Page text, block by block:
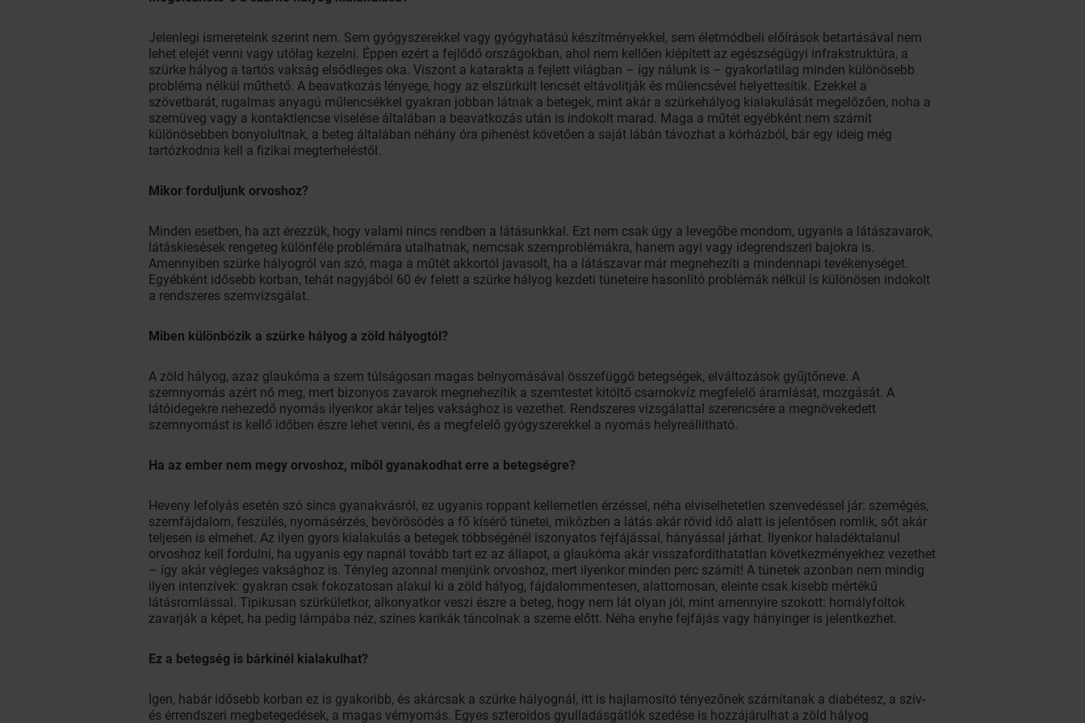
Jelenlegi ismereteink szerint nem. Sem gyógyszerekkel vagy gyógyhatású készítményekkel, sem életmódbeli előírások betartásával nem
lehet elejét venni vagy utólag kezelni. Éppen ezért a fejlődő országokban, ahol nem kellően kiépített az egészségügyi infrakstruktúra, a
szürke hályog a tartós vakság elsődleges oka. Viszont a katarakta a fejlett világban – így nálunk is – gyakorlatilag minden különösebb
probléma nélkül műthető. A beavatkozás lényege, hogy az elszürkült lencsét eltávolítják és műlencsével helyettesítik. Ezekkel a
szövetbarát, rugalmas anyagú műlencsékkel gyakran jobban látnak a betegek, mint akár a szürkehályog kialakulását megelőzően, noha a
szemüveg vagy a kontaktlencse viselése általában a beavatkozás után is indokolt marad. Maga a műtét egyébként nem számít
különösebben bonyolultnak, a beteg általában néhány óra pihenést követően a saját lábán távozhat a kórházból, bár egy ideig még
tartózkodnia kell a fizikai megterheléstől.
Mikor forduljunk orvoshoz?
Minden esetben, ha azt érezzük, hogy valami nincs rendben a látásunkkal. Ezt nem csak úgy a levegőbe mondom, ugyanis a látászavarok,
látáskiesések rengeteg különféle problémára utalhatnak, nemcsak szemproblémákra, hanem agyi vagy idegrendszeri bajokra is.
Amennyiben szürke hályogról van szó, maga a műtét akkortól javasolt, ha a látászavar már megnehezíti a mindennapi tevékenységet.
Egyébként idősebb korban, tehát nagyjából 60 év felett a szürke hályog kezdeti tüneteire hasonlító problémák nélkül is különösen indokolt
a rendszeres szemvizsgálat.
Miben különbözik a szürke hályog a zöld hályogtól?
A zöld hályog, azaz glaukóma a szem túlságosan magas belnyomásával összefüggő betegségek, elváltozások gyűjtőneve. A
szemnyomás azért nő meg, mert bizonyos zavarok megnehezítik a szemtestet kitöltő csarnokvíz megfelelő áramlását, mozgását. A
látóidegekre nehezedő nyomás ilyenkor akár teljes vaksághoz is vezethet. Rendszeres vizsgálattal szerencsére a megnövekedett
szemnyomást is kellő időben észre lehet venni, és a megfelelő gyógyszerekkel a nyomás helyreállítható.
Ha az ember nem megy orvoshoz, miből gyanakodhat erre a betegségre?
Heveny lefolyás esetén szó sincs gyanakvásról, ez ugyanis roppant kellemetlen érzéssel, néha elviselhetetlen szenvedéssel jár: szemégés,
szemfájdalom, feszülés, nyomásérzés, bevörösödés a fő kísérő tünetei, miközben a látás akár rövid idő alatt is jelentősen romlik, sőt akár
teljesen is elmehet. Az ilyen gyors kialakulás a betegek többségénél iszonyatos fejfájással, hányással járhat. Ilyenkor haladéktalanul
orvoshoz kell fordulni, ha ugyanis egy napnál tovább tart ez az állapot, a glaukóma akár visszafordíthatatlan következményekhez vezethet
– így akár végleges vaksághoz is. Tényleg azonnal menjünk orvoshoz, mert ilyenkor minden perc számít! A tünetek azonban nem mindig
ilyen intenzívek: gyakran csak fokozatosan alakul ki a zöld hályog, fájdalommentesen, alattomosan, eleinte csak kisebb mértékű
látásromlással. Tipikusan szürkületkor, alkonyatkor veszi észre a beteg, hogy nem lát olyan jól, mint amennyire szokott: homályfoltok
zavarják a képet, ha pedig lámpába néz, színes karikák táncolnak a szeme előtt. Néha enyhe fejfájás vagy hányinger is jelentkezhet.
Ez a betegség is bárkinél kialakulhat?
Igen, habár idősebb korban ez is gyakoribb, és akárcsak a szürke hályognál, itt is hajlamosító tényezőnek számítanak a diabétesz, a szív-
és érrendszeri megbetegedések, a magas vérnyomás. Egyes szteroidos gyulladásgátlók szedése is hozzájárulhat a zöld hályog